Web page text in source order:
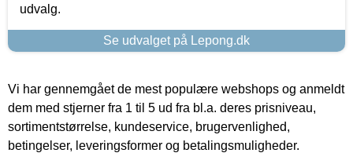
udvalg.
Se udvalget på Lepong.dk
Vi har gennemgået de mest populære webshops og anmeldt
dem med stjerner fra 1 til 5 ud fra bl.a. deres prisniveau,
sortimentstørrelse, kundeservice, brugervenlighed,
betingelser, leveringsformer og betalingsmuligheder.